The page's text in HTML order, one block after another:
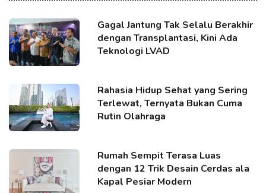
Gagal Jantung Tak Selalu Berakhir
dengan Transplantasi, Kini Ada
Teknologi LVAD
Rahasia Hidup Sehat yang Sering
Terlewat, Ternyata Bukan Cuma
Rutin Olahraga
Rumah Sempit Terasa Luas
dengan 12 Trik Desain Cerdas ala
Kapal Pesiar Modern